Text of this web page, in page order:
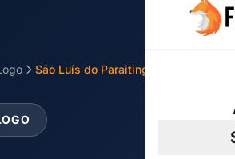
São Luís do Paraitinga